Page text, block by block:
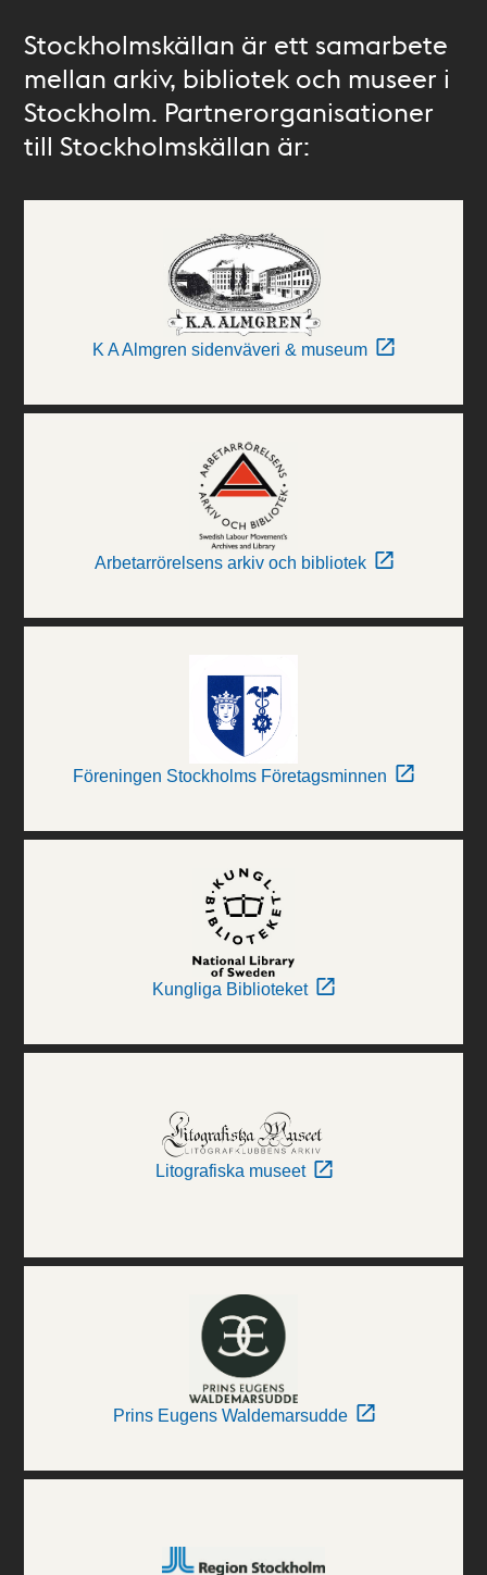
Stockholmskällan är ett samarbete
mellan arkiv, bibliotek och museer i
Stockholm. Partnerorganisationer
till Stockholmskällan är:
K A Almgren sidenväveri & museum
Arbetarrörelsens arkiv och bibliotek
Föreningen Stockholms Företagsminnen
Kungliga Biblioteket
Litografiska museet
Prins Eugens Waldemarsudde